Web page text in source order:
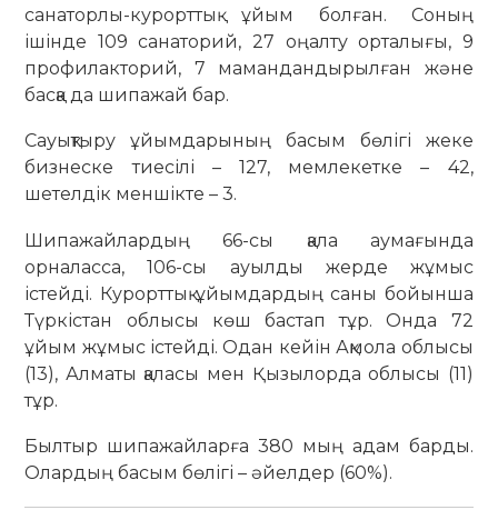
санаторлы-курорттық ұйым болған. Соның
ішінде 109 санаторий, 27 оңалту орталығы, 9
профилакторий, 7 мамандандырылған және
басқа да шипажай бар.
Сауықтыру ұйымдарының басым бөлігі жеке
бизнеске тиесілі – 127, мемлекетке – 42,
шетелдік меншікте – 3.
Шипажайлардың 66-сы қала аумағында
орналасса, 106-сы ауылды жерде жұмыс
істейді. Курорттық ұйымдардың саны бойынша
Түркістан облысы көш бастап тұр. Онда 72
ұйым жұмыс істейді. Одан кейін Ақмола облысы
(13), Алматы қаласы мен Қызылорда облысы (11)
тұр.
Былтыр шипажайларға 380 мың адам барды.
Олардың басым бөлігі – әйелдер (60%).